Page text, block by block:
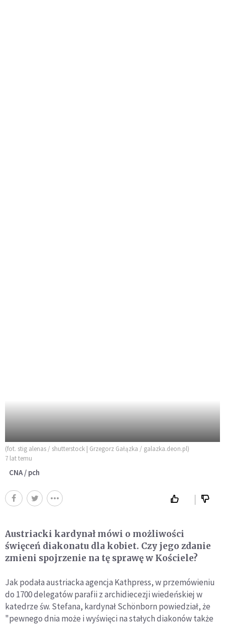
(fot. stig alenas / shutterstock | Grzegorz Gałązka / galazka.deon.pl)
7 lat temu
CNA / pch
Austriacki kardynał mówi o możliwości
święceń diakonatu dla kobiet. Czy jego zdanie
zmieni spojrzenie na tę sprawę w Kościele?
Jak podała austriacka agencja Kathpress, w przemówieniu
do 1700 delegatów parafii z archidiecezji wiedeńskiej w
katedrze św. Stefana, kardynał Schönborn powiedział, że
"pewnego dnia może i wyświęci na stałych diakonów także